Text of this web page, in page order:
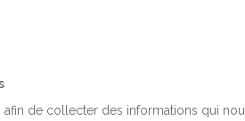
de collecter des informations qui